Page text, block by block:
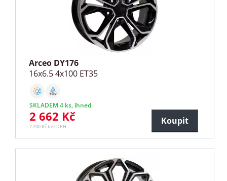
Arceo DY176
16x6.5 4x100 ET35
SKLADEM 4 ks, ihned
2 662 Kč
2 200 Kč bez DPH
Koupit